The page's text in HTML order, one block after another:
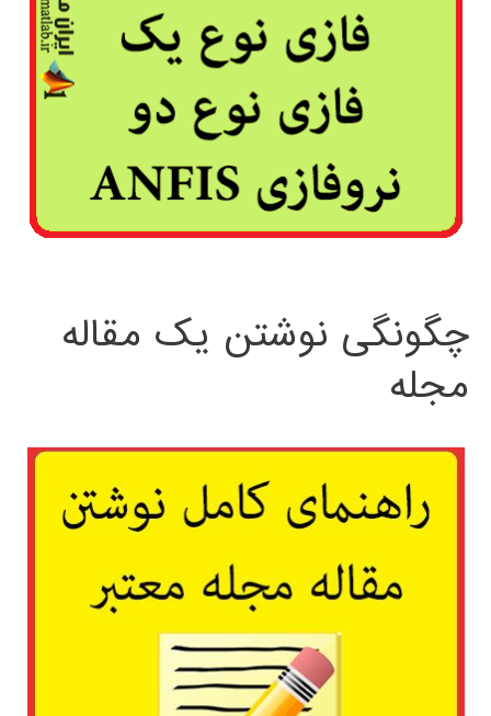
چگونگی نوشتن یک مقاله
مجله